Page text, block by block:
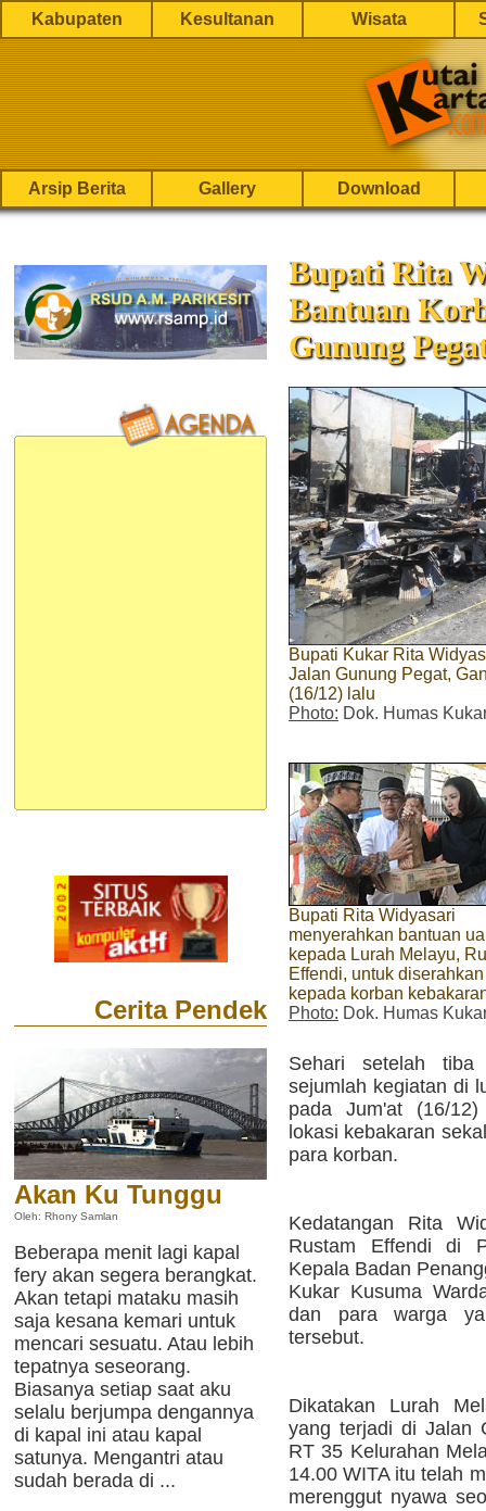
Kabupaten Kesultanan Wisata
Arsip Berita Gallery Download
Cerita Pendek
Akan Ku Tunggu
Oleh: Rhony Samlan
Beberapa menit lagi kapal
fery akan segera berangkat.
Akan tetapi mataku masih
saja kesana kemari untuk
mencari sesuatu. Atau lebih
tepatnya seseorang.
Biasanya setiap saat aku
selalu berjumpa dengannya
di kapal ini atau kapal
satunya. Mengantri atau
sudah berada di ...
Bupati Rita
Bantuan
Gunung
Bupati Kukar Rita
Jalan Gunung Pegat,
(16/12) lalu
Photo: Dok. Humas
Bupati Rita Widyasari
menyerahkan bantuan
kepada Lurah Melayu,
Effendi, untuk diserahkan
kepada korban
Photo: Dok. Humas
Sehari setelah
sejumlah kegiatan di
pada Jum'at (16/
lokasi kebakaran
para korban.
Kedatangan Rita
Rustam Effendi di
Kepala Badan
Kukar Kusuma
dan para warga
tersebut.
Dikatakan Lurah
yang terjadi di Jalan
RT 35 Kelurahan
14.00 WITA itu telah
merenggut nyawa